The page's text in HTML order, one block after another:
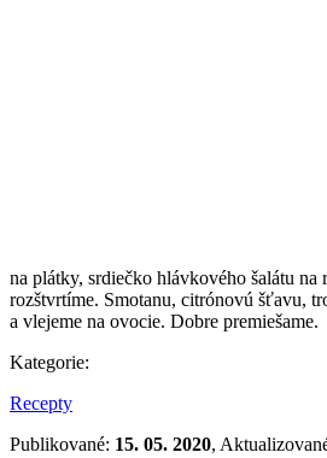
na plátky, srdiečko hlávkového šalátu na
rozštvrtíme. Smotanu, citrónovú šťavu,
a vlejeme na ovocie. Dobre premiešame.
Kategorie:
Recepty
Publikované: 15. 05. 2020,